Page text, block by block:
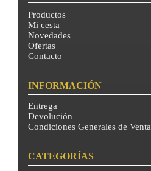
Productos
Mi cesta
Novedades
Ofertas
Contacto
INFORMACIÓN
Entrega
Devolución
Condiciones Generales de Venta
CATEGORÍAS